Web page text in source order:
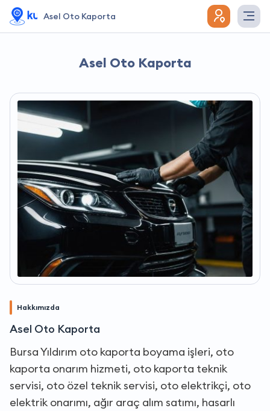
Asel Oto Kaporta
Asel Oto Kaporta
Hakkımızda
Asel Oto Kaporta
Bursa Yıldırım oto kaporta boyama işleri, oto
kaporta onarım hizmeti, oto kaporta teknik
servisi, oto özel teknik servisi, oto elektrikçi, oto
elektrik onarımı, ağır araç alım satımı, hasarlı